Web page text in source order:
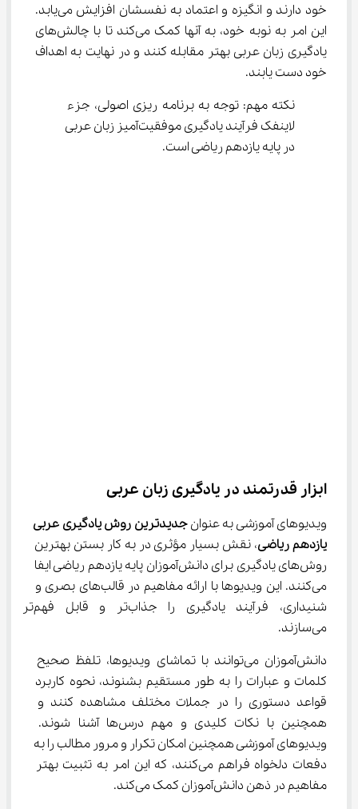
خود دارند و انگیزه و اعتماد به نفسشان افزایش می‌یابد.
این امر به نوبه خود، به آنها کمک می‌کند تا با چالش‌های
یادگیری زبان عربی بهتر مقابله کنند و در نهایت به اهداف
خود دست یابند.
نکته مهم: توجه به برنامه ریزی اصولی، جزء
لاینفک فرآیند یادگیری موفقیت‌آمیز زبان عربی
در پایه یازدهم ریاضی است.
ابزار قدرتمند در یادگیری زبان عربی
ویدیوهای آموزشی به عنوان جدیدترین روش یادگیری عربی
یازدهم ریاضی، نقش بسیار مؤثری در به کار بستن بهترین
روش‌های یادگیری برای دانش‌آموزان پایه یازدهم ریاضی ایفا
می‌کنند. این ویدیوها با ارائه مفاهیم در قالب‌های بصری و
شنیداری، فرآیند یادگیری را جذاب‌تر و قابل فهم‌تر
می‌سازند.
دانش‌آموزان می‌توانند با تماشای ویدیوها، تلفظ صحیح
کلمات و عبارات را به طور مستقیم بشنوند، نحوه کاربرد
قواعد دستوری را در جملات مختلف مشاهده کنند و
همچنین با نکات کلیدی و مهم درس‌ها آشنا شوند.
ویدیوهای آموزشی همچنین امکان تکرار و مرور مطالب را به
دفعات دلخواه فراهم می‌کنند، که این امر به تثبیت بهتر
مفاهیم در ذهن دانش‌آموزان کمک می‌کند.